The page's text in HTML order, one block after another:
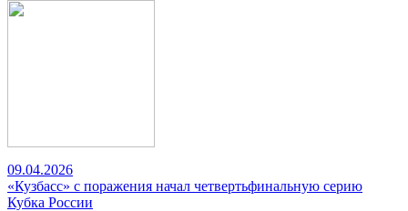
09.04.2026
«Кузбасс» с поражения начал четвертьфинальную серию
Кубка России